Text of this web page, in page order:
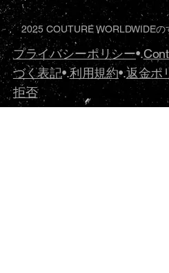
プライバシーポリシー•.
づく表記•.利用規約•.返金ポ
拒否
2025 COUTURE WORLDWIDE